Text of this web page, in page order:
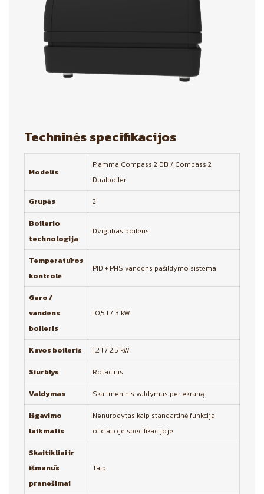
Techninės specifikacijos
Modelis
Fiamma Compass 2 DB / Compass 2
Dualboiler
Grupės 2
Boilerio
technologija
Dvigubas boileris
Temperatūros
kontrolė
PID + PHS vandens pašildymo sistema
Garo /
vandens
boileris
10,5 l / 3 kW
Kavos boileris 1,2 l / 2,5 kW
Siurblys Rotacinis
Valdymas Skaitmeninis valdymas per ekraną
Išgavimo
laikmatis
Nenurodytas kaip standartinė funkcija
oficialioje specifikacijoje
Skaitikliai ir
išmanūs
pranešimai
Taip